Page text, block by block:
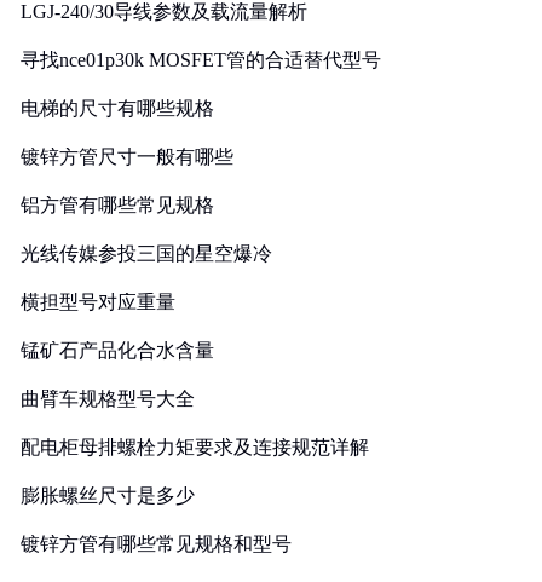
LGJ-240/30导线参数及载流量解析
寻找nce01p30k MOSFET管的合适替代型号
电梯的尺寸有哪些规格
镀锌方管尺寸一般有哪些
铝方管有哪些常见规格
光线传媒参投三国的星空爆冷
横担型号对应重量
锰矿石产品化合水含量
曲臂车规格型号大全
配电柜母排螺栓力矩要求及连接规范详解
膨胀螺丝尺寸是多少
镀锌方管有哪些常见规格和型号